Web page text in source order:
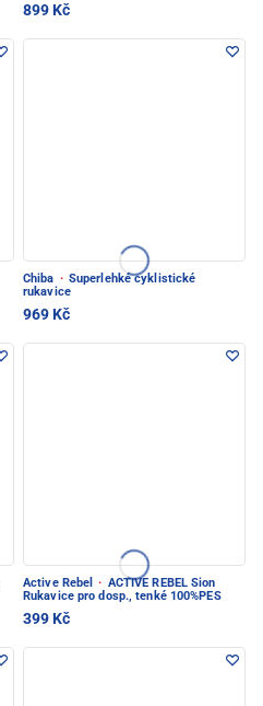
899 Kč
Chiba · Superlehké cyklistické
rukavice
969 Kč
Active Rebel · ACTIVE REBEL Sion
Rukavice pro dosp., tenké 100%PES
399 Kč